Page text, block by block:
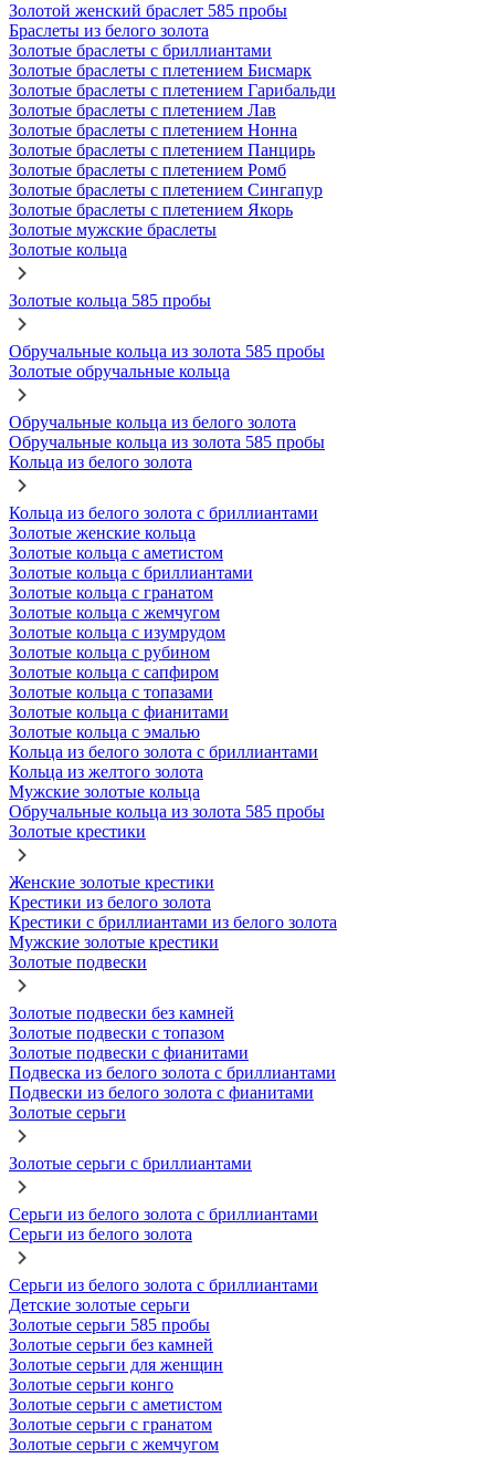
Золотой женский браслет 585 пробы
Браслеты из белого золота
Золотые браслеты с бриллиантами
Золотые браслеты с плетением Бисмарк
Золотые браслеты с плетением Гарибальди
Золотые браслеты с плетением Лав
Золотые браслеты с плетением Нонна
Золотые браслеты с плетением Панцирь
Золотые браслеты с плетением Ромб
Золотые браслеты с плетением Сингапур
Золотые браслеты с плетением Якорь
Золотые мужские браслеты
Золотые кольца
Золотые кольца 585 пробы
Обручальные кольца из золота 585 пробы
Золотые обручальные кольца
Обручальные кольца из белого золота
Обручальные кольца из золота 585 пробы
Кольца из белого золота
Кольца из белого золота с бриллиантами
Золотые женские кольца
Золотые кольца с аметистом
Золотые кольца с бриллиантами
Золотые кольца с гранатом
Золотые кольца с жемчугом
Золотые кольца с изумрудом
Золотые кольца с рубином
Золотые кольца с сапфиром
Золотые кольца с топазами
Золотые кольца с фианитами
Золотые кольца с эмалью
Кольца из белого золота с бриллиантами
Кольца из желтого золота
Мужские золотые кольца
Обручальные кольца из золота 585 пробы
Золотые крестики
Женские золотые крестики
Крестики из белого золота
Крестики с бриллиантами из белого золота
Мужские золотые крестики
Золотые подвески
Золотые подвески без камней
Золотые подвески с топазом
Золотые подвески с фианитами
Подвеска из белого золота с бриллиантами
Подвески из белого золота с фианитами
Золотые серьги
Золотые серьги с бриллиантами
Серьги из белого золота с бриллиантами
Серьги из белого золота
Серьги из белого золота с бриллиантами
Детские золотые серьги
Золотые серьги 585 пробы
Золотые серьги без камней
Золотые серьги для женщин
Золотые серьги конго
Золотые серьги с аметистом
Золотые серьги с гранатом
Золотые серьги с жемчугом